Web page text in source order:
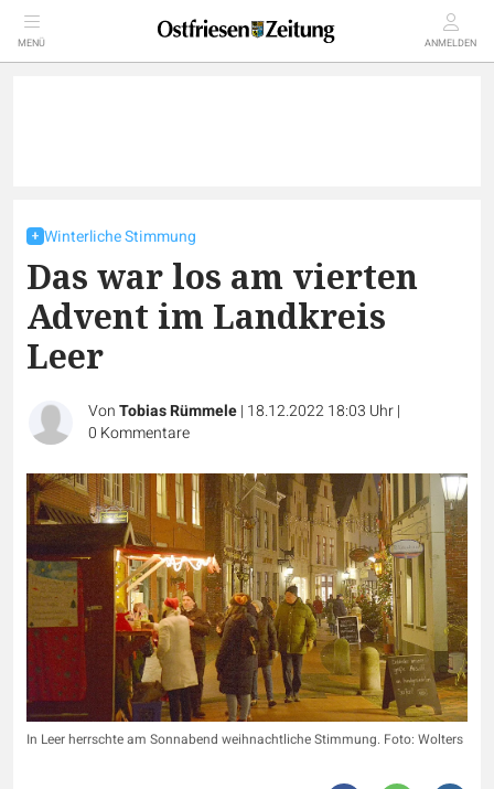
MENÜ ANMELDEN
Winterliche Stimmung
Das war los am vierten
Advent im Landkreis
Leer
VonTobias Rümmele| 18.12.2022 18:03 Uhr|
0 Kommentare
In Leer herrschte am Sonnabend weihnachtliche Stimmung. Foto: Wolters